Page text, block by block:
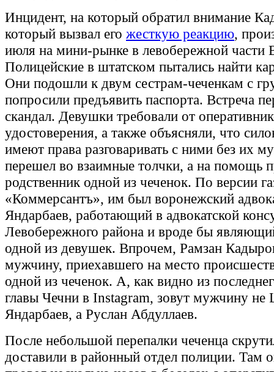
Инцидент, на который обратил внимание
который вызвал его жесткую реакцию,
июля на мини-рынке в левобережной части
Полицейские в штатском пытались найти
Они подошли к двум сестрам-чеченкам с
попросили предъявить паспорта. Встреча
скандал. Девушки требовали от
удостоверения, а также объясняли, что
имеют права разговаривать с ними без их
перешел во взаимные толчки, а на помощь
родственник одной из чеченок. По версии
«Коммерсантъ», им был воронежский
Яндарбаев, работающий в адвокатской
Левобережного района и вроде бы
одной из девушек. Впрочем, Рамзан
мужчину, приехавшего на место
одной из чеченок. А, как видно из
главы Чечни в Instagram, зовут мужчину
Яндарбаев, а Руслан Абдуллаев.
После небольшой перепалки чеченца
доставили в районный отдел полиции. Там